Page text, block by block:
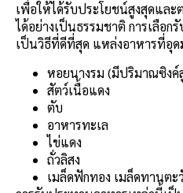
เพื่อให้ได้รับประโยชน์สูงสุดและ
ได้อย่างเป็นธรรมชาติ การเลือ
เป็นวิธีที่ดีที่สุด แหล่งอาหารที่อุด
หอยนางรม (มีปริมาณซิงค์
สัตว์เนื้อแดง
ตับ
อาหารทะเล
ไข่แดง
ถั่วลิสง
เมล็ดฟักทอง เมล็ดทานต